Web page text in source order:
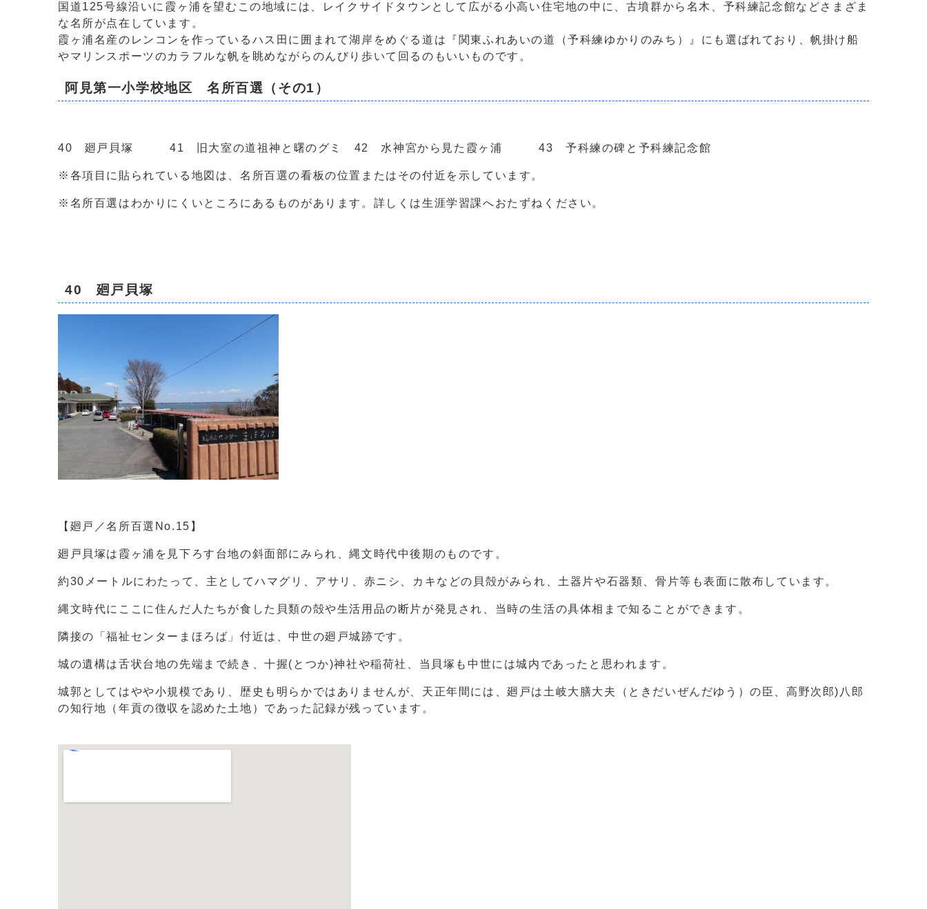
国道125号線沿いに霞ヶ浦を望むこの地域には、レイクサイドタウンとして広がる小高い住宅地の中に、古墳群から名木、予科練記念館などさまざま
な名所が点在しています。
霞ヶ浦名産のレンコンを作っているハス田に囲まれて湖岸をめぐる道は『関東ふれあいの道（予科練ゆかりのみち）』にも選ばれており、帆掛け船
やマリンスポーツのカラフルな帆を眺めながらのんびり歩いて回るのもいいものです。
阿見第一小学校地区 名所百選（その1）
40 廻戸貝塚 41 旧大室の道祖神と曙のグミ 42 水神宮から見た霞ヶ浦 43 予科練の碑と予科練記念館
※各項目に貼られている地図は、名所百選の看板の位置またはその付近を示しています。
※名所百選はわかりにくいところにあるものがあります。詳しくは生涯学習課へおたずねください。
40 廻戸貝塚
【廻戸／名所百選No.15】
廻戸貝塚は霞ヶ浦を見下ろす台地の斜面部にみられ、縄文時代中後期のものです。
約30メートルにわたって、主としてハマグリ、アサリ、赤ニシ、カキなどの貝殻がみられ、土器片や石器類、骨片等も表面に散布しています。
縄文時代にここに住んだ人たちが食した貝類の殻や生活用品の断片が発見され、当時の生活の具体相まで知ることができます。
隣接の「福祉センターまほろば」付近は、中世の廻戸城跡です。
城の遺構は舌状台地の先端まで続き、十握(とつか)神社や稲荷社、当貝塚も中世には城内であったと思われます。
城郭としてはやや小規模であり、歴史も明らかではありませんが、天正年間には、廻戸は土岐大膳大夫（ときだいぜんだゆう）の臣、高野次郎)八郎
の知行地（年貢の徴収を認めた土地）であった記録が残っています。